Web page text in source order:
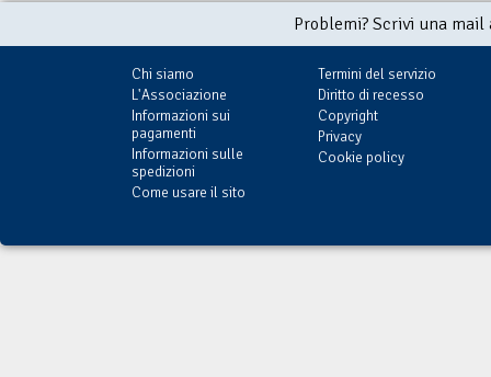
Problemi? Scrivi una
Chi siamo
L'Associazione
Informazioni sui
pagamenti
Informazioni sulle
spedizioni
Come usare il sito
Termini del servizio
Diritto di recesso
Copyright
Privacy
Cookie policy